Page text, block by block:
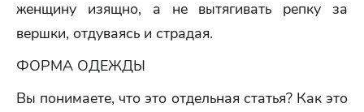
женщину изящно, а не вытягивать репку за
вершки, отдуваясь и страдая.
ФОРМА ОДЕЖДЫ
Вы понимаете, что это отдельная статья? Как это